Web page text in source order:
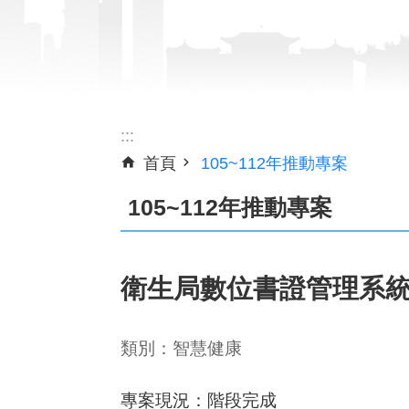
:::
首頁
105~112年推動專案
105~112年推動專案
衛生局數位書證管理系
類別：智慧健康
專案現況：階段完成